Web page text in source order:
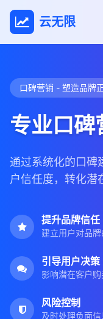
云无限
口碑营销 - 塑造品牌
专业口碑
通过系统化的口碑
户信任度，转化潜
提升品牌信任
建立用户对品
引导用户决策
影响潜在客户
风险控制
及时处理负面信